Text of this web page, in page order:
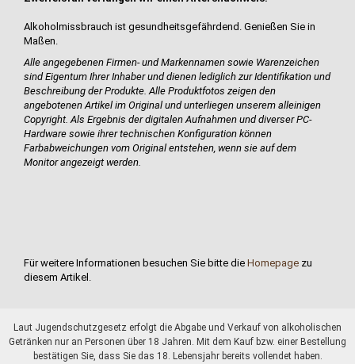
Alkoholmissbrauch ist gesundheitsgefährdend. Genießen Sie in
Maßen.
Alle angegebenen Firmen- und Markennamen sowie Warenzeichen
sind Eigentum Ihrer Inhaber und dienen lediglich zur Identifikation und
Beschreibung der Produkte.Alle Produktfotos zeigen den
angebotenen Artikel im Original und unterliegen unserem alleinigen
Copyright. Als Ergebnis der digitalen Aufnahmen und diverser PC-
Hardware sowie ihrer technischen Konfiguration können
Farbabweichungen vom Original entstehen, wenn sie auf dem
Monitor angezeigt werden.
Für weitere Informationen besuchen Sie bitte die Homepage zu
diesem Artikel.
Laut Jugendschutzgesetz erfolgt die Abgabe und Verkauf von alkoholischen
Getränken nur an Personen über 18 Jahren. Mit dem Kauf bzw. einer Bestellung
bestätigen Sie, dass Sie das 18. Lebensjahr bereits vollendet haben.